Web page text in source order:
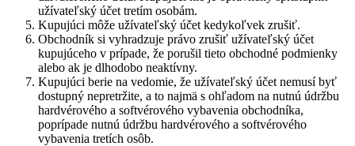
užívateľský účet tretím osobám.
Kupujúci môže užívateľský účet kedykoľvek zrušiť.
Obchodník si vyhradzuje právo zrušiť užívateľský účet
kupujúceho v prípade, že porušil tieto obchodné podmienky
alebo ak je dlhodobo neaktívny.
Kupujúci berie na vedomie, že užívateľský účet nemusí byť
dostupný nepretržite, a to najmä s ohľadom na nutnú údržbu
hardvérového a softvérového vybavenia obchodníka,
poprípade nutnú údržbu hardvérového a softvérového
vybavenia tretích osôb.